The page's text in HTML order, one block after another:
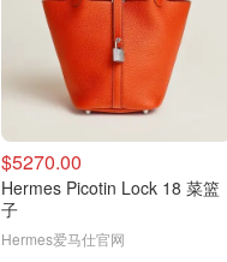
$5270.00
Hermes Picotin Lock 18 菜篮
子
Hermes爱马仕官网